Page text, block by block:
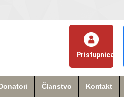
Pristupnica
Članstvo Kontakt